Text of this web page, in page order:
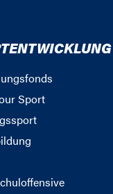
Sport